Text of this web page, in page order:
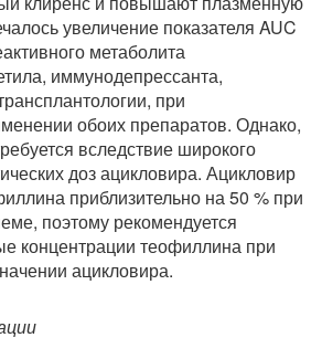
увеличение показателя AUC
метаболита
иммунодепрессанта,
при
обоих препаратов. Однако,
вследствие широкого
доз ацикловира. Ацикловир
приблизительно на 50 % при
поэтому рекомендуется
концентрации теофиллина при
ацикловира.